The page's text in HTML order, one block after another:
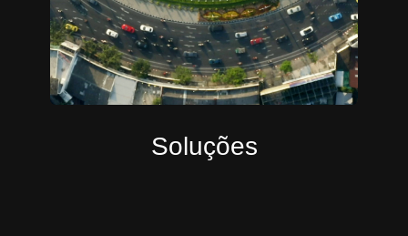
Soluções